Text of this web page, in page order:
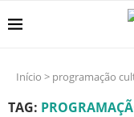
Início > programação
TAG: